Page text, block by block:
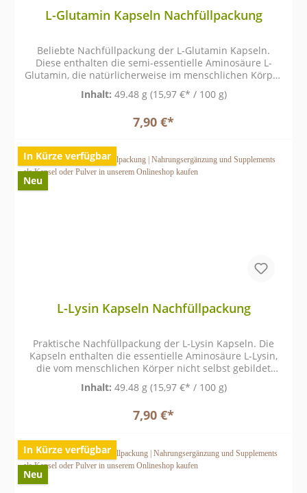
L-Glutamin Kapseln Nachfüllpackung
Beliebte Nachfüllpackung der L-Glutamin Kapseln.
Diese enthalten die semi-essentielle Aminosäure L-
Glutamin, die natürlicherweise im menschlichen Körper
Aminosäurestoffwechsel spielt.
Inhalt: 49.48 g (15,97 €* / 100 g)
7,90 €*
In Kürze verfügbar
Neu
L-Lysin Kapseln Nachfüllpackung
Praktische Nachfüllpackung der L-Lysin Kapseln. Die
Kapseln enthalten die essentielle Aminosäure L-Lysin,
die vom menschlichen Körper nicht selbst gebildet
werden kann und daher regelmäßig über die Nahrung
aufgenommen werden kann.
Inhalt: 49.48 g (15,97 €* / 100 g)
7,90 €*
In Kürze verfügbar
Neu